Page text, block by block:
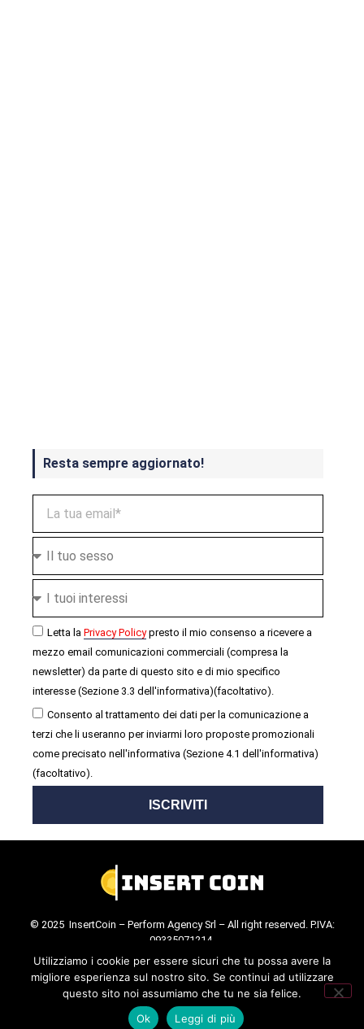
Resta sempre aggiornato!
Letta la Privacy Policypresto il mio consenso a ricevere a
mezzo email comunicazioni commerciali (compresa la
newsletter) da parte di questo sito e di mio specifico
interesse (Sezione 3.3 dell'informativa)(facoltativo).
Consento al trattamento dei dati per la comunicazione a
terzi che li useranno per inviarmi loro proposte promozionali
come precisato nell'informativa (Sezione 4.1 dell'informativa)
(facoltativo).
ISCRIVITI
© 2025 InsertCoin – Perform Agency Srl – All right reserved. P.IVA:
09335071214.
Cookie Policy . Privacy Policy.
Utilizziamo i cookie per essere sicuri che tu possa avere la
migliore esperienza sul nostro sito. Se continui ad utilizzare
questo sito noi assumiamo che tu ne sia felice.
Ok
Leggi di più